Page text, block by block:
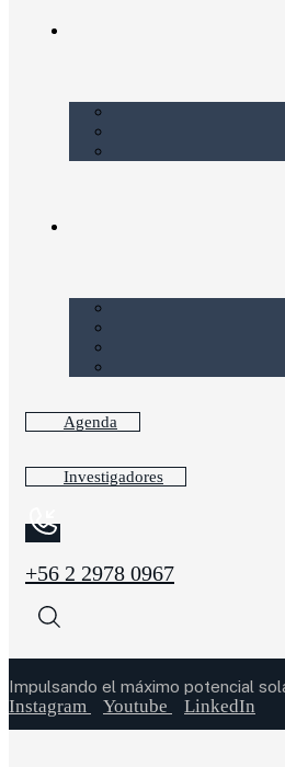
Agenda
Investigadores
+56 2 2978 0967
Impulsando el máximo potencial
Instagram Youtube LinkedIn